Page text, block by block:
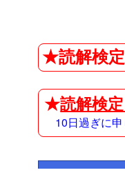
★読解検
★読解検定
10日過ぎに